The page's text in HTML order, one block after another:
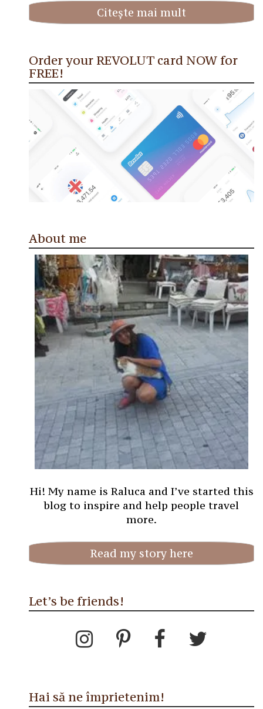
Citește mai mult
Order your REVOLUT card NOW for
FREE!
About me
Hi! My name is Raluca and I’ve started this
blog to inspire and help people travel
more.
Read my story here
Let’s be friends!
Hai să ne împrietenim!